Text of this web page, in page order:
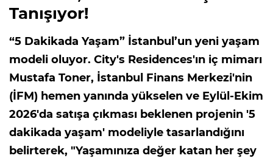
Tanışıyor!
“5 Dakikada Yaşam” İstanbul’un yeni yaşam
modeli oluyor. City's Residences'ın iç mimarı
Mustafa Toner, İstanbul Finans Merkezi'nin
(İFM) hemen yanında yükselen ve Eylül-Ekim
2026'da satışa çıkması beklenen projenin '5
dakikada yaşam' modeliyle tasarlandığını
belirterek, "Yaşamınıza değer katan her şey